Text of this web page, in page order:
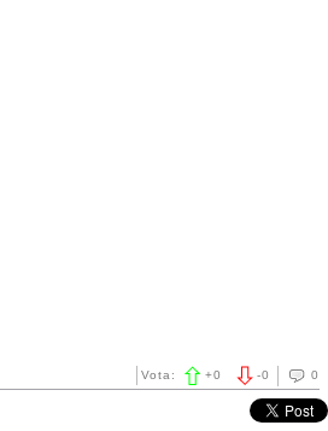
0
-0
Vota: +0